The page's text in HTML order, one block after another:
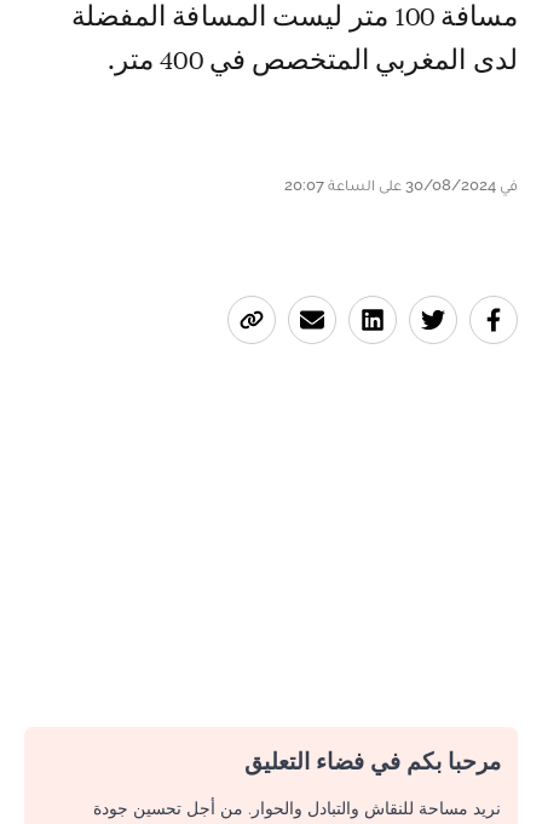
مسافة 100 متر ليست المسافة المفضلة
لدى المغربي المتخصص في 400 متر.
في 30/08/2024 على الساعة 20:07
مرحبا بكم في فضاء التعليق
نريد مساحة للنقاش والتبادل والحوار. من أجل تحسين جودة